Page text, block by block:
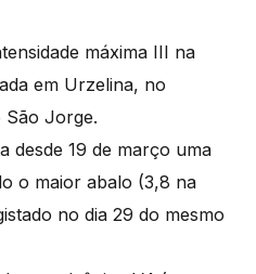
máxima III na
em Urzelina, no
São Jorge.
desde 19 de março uma
o maior abalo (3,8 na
no dia 29 do mesmo